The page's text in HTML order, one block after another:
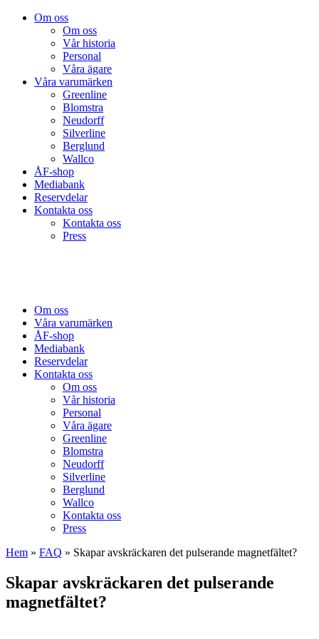
Om oss
Om oss
Vår historia
Personal
Våra ägare
Våra varumärken
Greenline
Blomstra
Neudorff
Silverline
Berglund
Wallco
ÅF-shop
Mediabank
Reservdelar
Kontakta oss
Kontakta oss
Press
Om oss
Våra varumärken
ÅF-shop
Mediabank
Reservdelar
Kontakta oss
Om oss
Vår historia
Personal
Våra ägare
Greenline
Blomstra
Neudorff
Silverline
Berglund
Wallco
Kontakta oss
Press
Hem » FAQ » Skapar avskräckaren det pulserande magnetfältet?
Skapar avskräckaren det pulserande
magnetfältet?